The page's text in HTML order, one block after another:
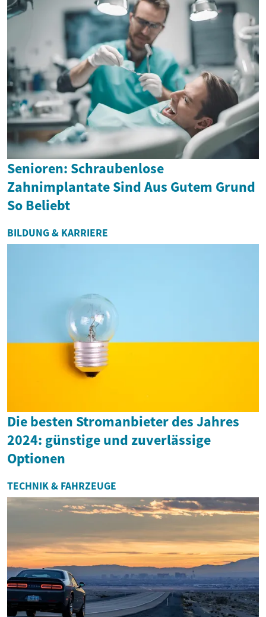
Senioren: Schraubenlose
Zahnimplantate Sind Aus Gutem Grund
So Beliebt
BILDUNG & KARRIERE
Die besten Stromanbieter des Jahres
2024: günstige und zuverlässige
Optionen
TECHNIK & FAHRZEUGE